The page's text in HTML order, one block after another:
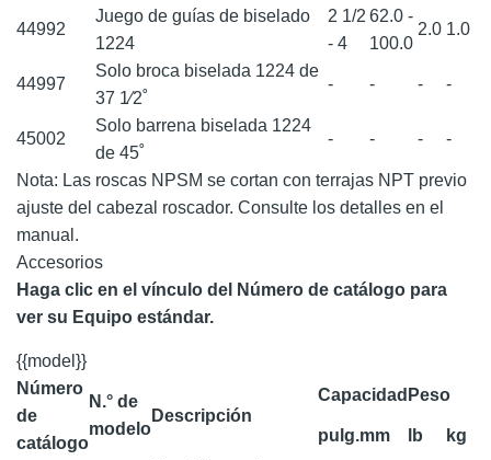
44992
Juego de guías de biselado
1224
2 1/2
- 4
62.0 -
100.0
2.0 1.0
44997
Solo broca biselada 1224 de
37 1⁄2˚
- - - -
45002
Solo barrena biselada 1224
de 45˚
- - - -
Nota: Las roscas NPSM se cortan con terrajas NPT previo
ajuste del cabezal roscador. Consulte los detalles en el
manual.
Accesorios
Haga clic en el vínculo del Número de catálogo para
ver su Equipo estándar.
{{model}}
Número
de
catálogo
N.° de
modelo
Descripción
Capacidad Peso
pulg.mm lb kg